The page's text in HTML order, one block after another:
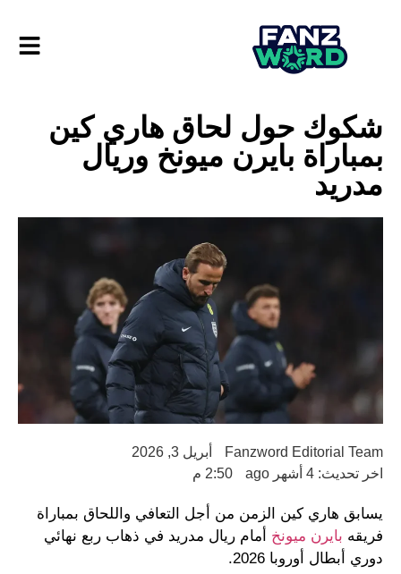
شكوك حول لحاق هاري كين
بمباراة بايرن ميونخ وريال
مدريد
Fanzword Editorial Team
أبريل 3, 2026
اخر تحديث: 4 أشهر ago
2:50 م
يسابق هاري كين الزمن من أجل التعافي واللحاق بمباراة
فريقه بايرن ميونخ أمام ريال مدريد في ذهاب ربع نهائي
دوري أبطال أوروبا 2026.